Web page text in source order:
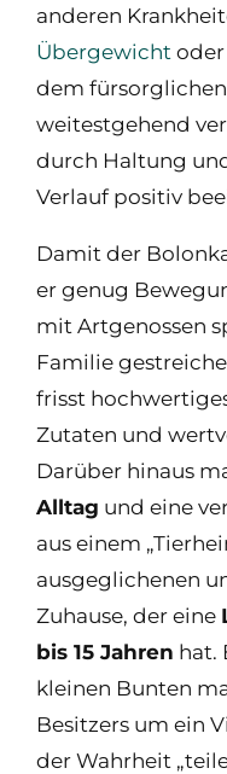
anderen
Übergewicht oder
dem
weitestgehend
durch Haltung
Verlauf positiv
Damit der
er genug
mit Artgenossen
Familie
frisst
Zutaten und
Darüber hinaus
Alltag und eine
aus einem
ausgeglichenen
Zuhause, der eine
bis 15 Jahren hat.
kleinen Bunten
Besitzers um ein
der Wahrheit